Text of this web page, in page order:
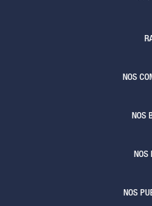
NOS
NOS
NOS
NOS